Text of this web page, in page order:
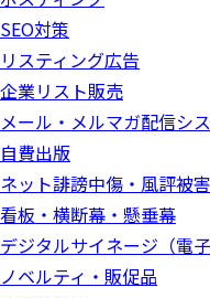
SEO対策
リスティング広告
企業リスト販売
メール・メルマガ配信シ
自費出版
ネット誹謗中傷・風評被
看板・横断幕・懸垂幕
デジタルサイネージ（電子
ノベルティ・販促品